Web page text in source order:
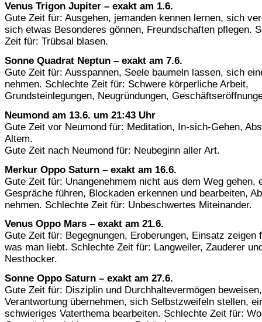
Venus Trigon Jupiter – exakt am 1.6.
Gute Zeit für: Ausgehen, jemanden kennen lernen, sich
sich etwas Besonderes gönnen, Freundschaften pflegen.
Zeit für: Trübsal blasen.
Sonne Quadrat Neptun – exakt am 7.6.
Gute Zeit für: Ausspannen, Seele baumeln lassen, sich
nehmen. Schlechte Zeit für: Schwere körperliche Arbeit,
Grundsteinlegungen, Neugründungen,
Neumond am 13.6. um 21:43 Uhr
Gute Zeit vor Neumond für: Meditation, In-sich-Gehen,
Altem.
Gute Zeit nach Neumond für: Neubeginn aller Art.
Merkur Oppo Saturn – exakt am 16.6.
Gute Zeit für: Unangenehmem nicht aus dem Weg gehen,
Gespräche führen, Blockaden erkennen und bearbeiten,
nehmen. Schlechte Zeit für: Unbeschwertes Miteinander.
Venus Oppo Mars – exakt am 21.6.
Gute Zeit für: Begegnungen, Eroberungen, Einsatz zeigen
was man liebt. Schlechte Zeit für: Langweiler, Zauderer
Nesthocker.
Sonne Oppo Saturn – exakt am 27.6.
Gute Zeit für: Disziplin und Durchhaltevermögen beweisen,
Verantwortung übernehmen, sich Selbstzweifeln stellen,
schwieriges Vaterthema bearbeiten. Schlechte Zeit für: